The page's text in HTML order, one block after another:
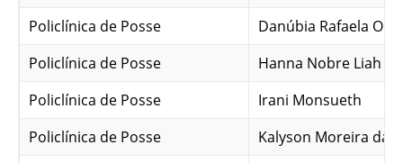
Policlínica de Posse
Danúbia Rafaela
Policlínica de Posse
Hanna Nobre Liah
Policlínica de Posse
Irani Monsueth
Policlínica de Posse
Kalyson Moreira da